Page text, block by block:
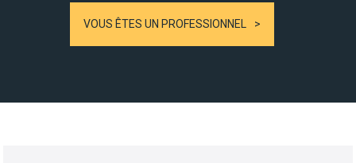
VOUS ÊTES UN PROFESSIONNEL